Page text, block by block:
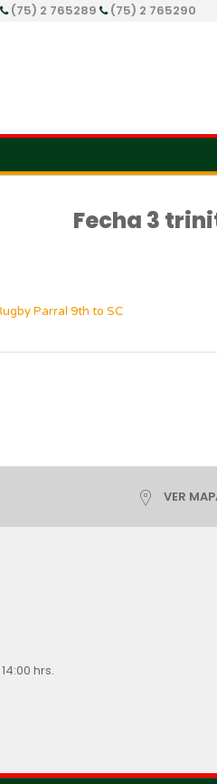
(75) 2 765289 (75) 2 765290
Fecha 3
Parral 9th to SC
VER
hrs.